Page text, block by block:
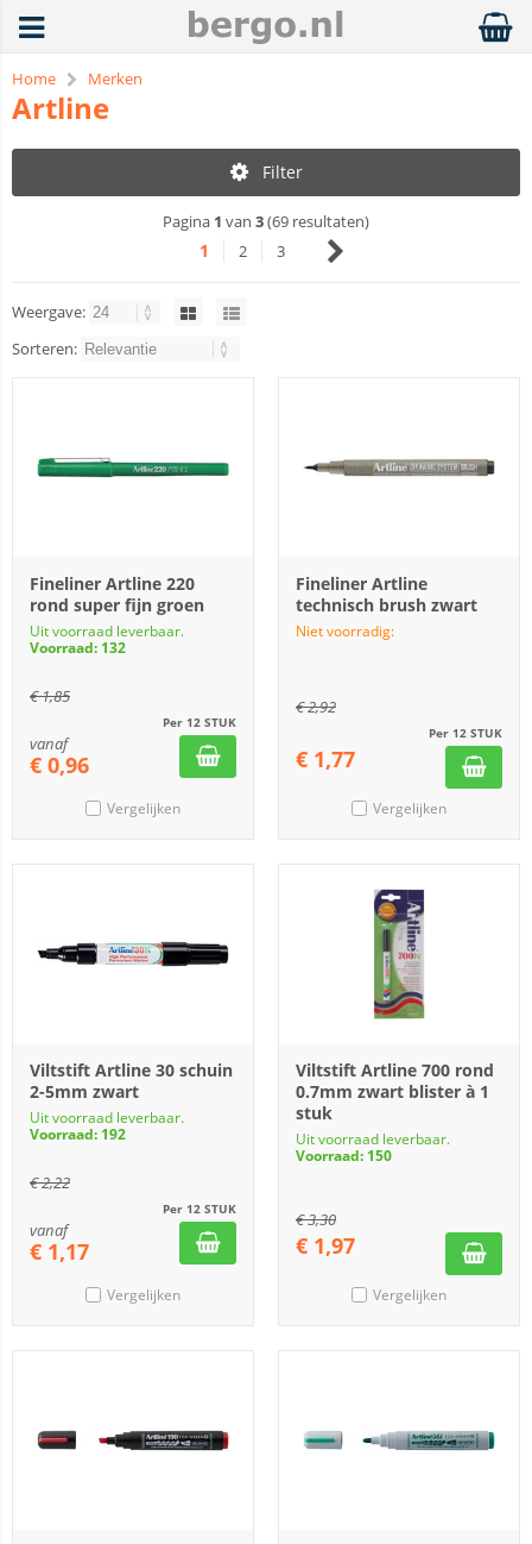
Home Merken
Artline
Filter
Pagina 1 van 3(69 resultaten)
1 2 3
Weergave:
Sorteren:
Fineliner Artline 220
rond super fijn groen
Uit voorraad leverbaar.
Voorraad: 132
€1,85
Per 12 STUK
vanaf
€ 0,96
Vergelijken
Fineliner Artline
technisch brush zwart
Niet voorradig:
€2,92
Per 12 STUK
€ 1,77
Vergelijken
Viltstift Artline 30 schuin
2-5mm zwart
Uit voorraad leverbaar.
Voorraad: 192
€2,22
Per 12 STUK
vanaf
€ 1,17
Vergelijken
Viltstift Artline 700 rond
0.7mm zwart blister à 1
stuk
Uit voorraad leverbaar.
Voorraad: 150
€3,30
€ 1,97
Vergelijken